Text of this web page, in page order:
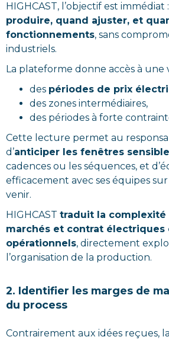
HIGHCAST, l’objectif est immédiat :
produire, quand ajuster, et
fonctionnements, sans
industriels.
La plateforme donne accès à une
des périodes de prix
des zones intermédiaires,
des périodes à forte
Cette lecture permet au
d’anticiper les fenêtres
cadences ou les séquences, et
efficacement avec ses équipes
venir.
HIGHCAST traduit la
marchés et contrat électriques
opérationnels, directement
l’organisation de la production.
2. Identifier les marges de
du process
Contrairement aux idées reçues,